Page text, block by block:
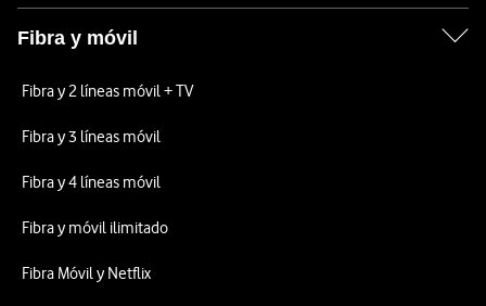
Fibra y móvil
Fibra y 2 líneas móvil + TV
Fibra y 3 líneas móvil
Fibra y 4 líneas móvil
Fibra y móvil ilimitado
Fibra Móvil y Netflix